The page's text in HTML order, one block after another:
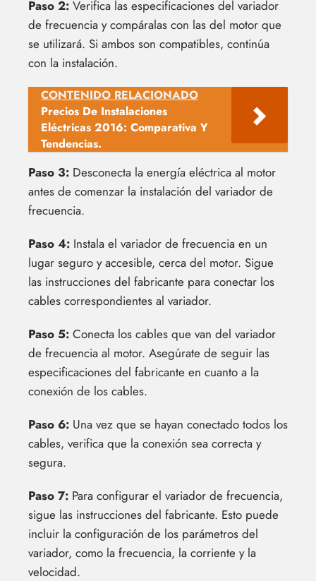
Paso 2: Verifica las especificaciones del variador
de frecuencia y compáralas con las del motor que
se utilizará. Si ambos son compatibles, continúa
con la instalación.
CONTENIDO RELACIONADO
Precios De Instalaciones
Eléctricas 2016: Comparativa Y
Tendencias.
Paso 3: Desconecta la energía eléctrica al motor
antes de comenzar la instalación del variador de
frecuencia.
Paso 4: Instala el variador de frecuencia en un
lugar seguro y accesible, cerca del motor. Sigue
las instrucciones del fabricante para conectar los
cables correspondientes al variador.
Paso 5: Conecta los cables que van del variador
de frecuencia al motor. Asegúrate de seguir las
especificaciones del fabricante en cuanto a la
conexión de los cables.
Paso 6: Una vez que se hayan conectado todos los
cables, verifica que la conexión sea correcta y
segura.
Paso 7: Para configurar el variador de frecuencia,
sigue las instrucciones del fabricante. Esto puede
incluir la configuración de los parámetros del
variador, como la frecuencia, la corriente y la
velocidad.